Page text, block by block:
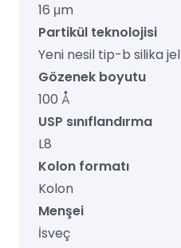
16 μm
Partikül teknolojisi
Yeni nesil tip-b silika jel
Gözenek boyutu
100 Å
USP sınıflandırma
L8
Kolon formatı
Kolon
Menşei
İsveç